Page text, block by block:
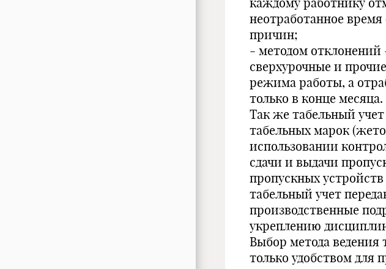
неотработанное
причин;
- методом отклонений
сверхурочные и
режима работы, а
только в конце месяца.
Так же табельный
табельных марок
использовании
сдачи и выдачи
пропускных
табельный учет
производственные
укреплению
Выбор метода ведения
только удобством для